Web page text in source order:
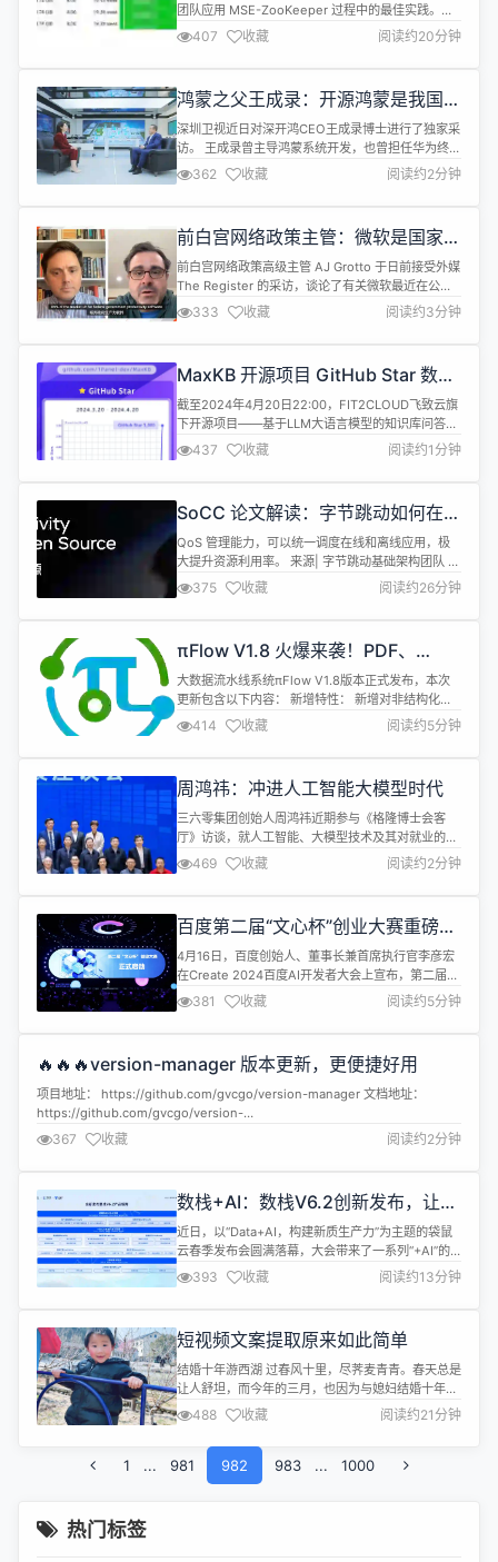
团队应用 MSE-ZooKeeper 过程中的最佳实践。原
文得物 ZooKeeper SLA 也可以 99.99% ｜ 得物技
术。 ZooKeeper（ZK）是一个诞生于 2007 年的分
布式应用程序协调服务。尽管出于一些特殊的历史原
Kafka、任务调度等。特别是在 ...
407 收藏 阅读约20分钟
鸿蒙之父王成录：开源鸿蒙是我国基
础软件领域唯一一次架构创新
深圳卫视近日对深开鸿CEO王成录博士进行了独家采
访。 王成录曾主导鸿蒙系统开发，也曾担任华为终端
BG 软件部总裁、华为消费者业务 AI 与智慧全场景业
务部总裁。2022 年 5 月，王成录正式从华为离职，
就职深圳开鸿数字产业发展有限公司（简称 “深开
做一个操作系统，如果跟现在的操作系统是一样的，
就没有未来...
362 收藏 阅读约2分钟
前白宫网络政策主管：微软是国家安
全威胁
前白宫网络政策高级主管 AJ Grotto 于日前接受外媒
The Register 的采访，谈论了有关微软最近在公共
部门安全方面的失误以及因此而面临的问责缺失问
题。 AJ Grotto 表示，微软对美国联邦政府内部 IT
的控制程度已经达到了令人震惊。该公司拥有美国
系统份额，牢牢占据了最具主导地位的供应商位...
333 收藏 阅读约3分钟
MaxKB 开源项目 GitHub Star 数量
突破 3,000！
截至2024年4月20日22:00，FIT2CLOUD飞致云旗
下开源项目——基于LLM大语言模型的知识库问答系
统MaxKB GitHub Star数超过3,000个！ MaxKB项
目自发布后收获了开源社区的积极反馈，快速进入
GitHub Python趋势榜和GitHub趋势榜主榜，并于
主榜。
437 收藏 阅读约1分钟
SoCC 论文解读：字节跳动如何在大
规模集群中进行统一资源调度
QoS 管理能力，可以统一调度在线和离线应用，极
大提升资源利用率。 来源| 字节跳动基础架构团队 开
源 | github.com/kubewharf/godel-scheduler 本
文解读了字节跳动基础架构编排调度团队发表在国际
云计算顶级会议 SoCC 2023 上的论文“Gödel:
375 收藏 阅读约26分钟
πFlow V1.8 火爆来袭！PDF、
DOCX、TIFF 等轻松转化，大模型
训练从此“飙车”前行！
大数据流水线系统πFlow V1.8版本正式发布，本次
更新包含以下内容： 新增特性： 新增对非结构化数
据的解析能力。 已有功能优化： Server端H2数据
库； 自定义Python算子； 模板功能； 流水线。
一、πFlow新增对非结构化数据的解析能力 πFlow新
中提取结构化内容。这些组件将文档分解为 Titl...
414 收藏 阅读约5分钟
周鸿祎：冲进人工智能大模型时代
三六零集团创始人周鸿祎近期参与《格隆博士会客
厅》访谈，就人工智能、大模型技术及其对就业的影
响发表见解。 周鸿祎反驳了中国在构建大型A|模型
方面不具备适宜条件与环境的普遍忧虑，将其比作未
战先降的消极态度。他坚信，尽管国外在某些领域暂
中国完全有可能迎头赶上并实现超越。他特别提及国
内芯片厂商，如华为，在算力芯片领域的显...
469 收藏 阅读约2分钟
百度第二届“文心杯”创业大赛重磅来
袭，设 5000 万元特别大奖
4月16日，百度创始人、董事长兼首席执行官李彦宏
在Create 2024百度AI开发者大会上宣布，第二届
“文心杯”创业大赛正式启动，参赛选手有机会获得最
高5000万人民币投资。 李彦宏在Create 2024百度
AI开发者大会的演讲主题是“人人都是开发者”，他指
拍个短视频一样简单，人人都是开发者，人人都是创
造...
381 收藏 阅读约5分钟
🔥🔥🔥version-manager 版本更新，更便捷好用
项目地址： https://github.com/gvcgo/version-manager 文档地址：
https://github.com/gvcgo/version-
manager/blob/main/docs/readmeCN.md B 站视频演示教程地址：
https://www.bilibili.com/video/BV1bZ421v7sD/?s...
367 收藏 阅读约2分钟
数栈+AI：数栈V6.2创新发布，让数
据开发更智能
近日，以“Data+AI，构建新质生产力”为主题的袋鼠
云春季发布会圆满落幕，大会带来了一系列“+AI”的
数字化产品与最新行业沉淀，旨在将数据与AI紧密结
合，打破传统的生产力边界，赋能企业实现更高质
量、更高效率的数字化发展。会上，袋鼠云数栈产品
布，这不仅仅是一个简单的产品的升级，更代表着袋
鼠云对未来的一次大胆预...
393 收藏 阅读约13分钟
短视频文案提取原来如此简单
结婚十年游西湖 过春风十里，尽荠麦青青。春天总是
让人舒坦，而今年的三月，也因为与媳妇结婚十年，
显得格外不同。两人奢侈的请了一天假，瞒着孩子，
重游西湖，去寻找13年前的冰棍店（给当时还是同事
的她买了最贵的一个雪糕-8元），去寻找13年前卖红
豆钥匙扣的大爷（她送我了一个绿豆的钥匙扣-纯洁
的友谊），去坐一坐13年前坐过的那条凳子... 正当沉
488 收藏 阅读约21分钟
1 ... 981 982 983 ... 1000
热门标签